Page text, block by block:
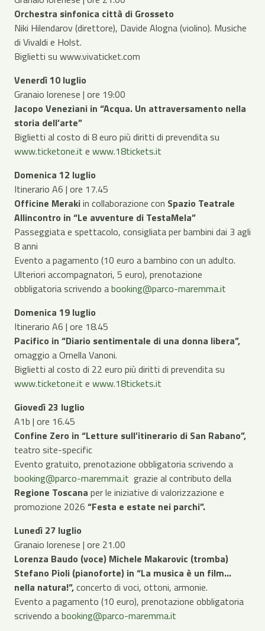
Orchestra sinfonica città di Grosseto
Niki Hilendarov (direttore), Davide Alogna (violino). Musiche
di Vivaldi e Holst.
Biglietti su www.vivaticket.com
Venerdì 10 luglio
Granaio lorenese | ore 19:00
Jacopo Veneziani in “Acqua. Un attraversamento nella
storia dell’arte”
Biglietti al costo di 8 euro più diritti di prevendita su
www.ticketone.it e www.18tickets.it
Domenica 12 luglio
Itinerario A6 | ore 17.45
Officine Merakiin collaborazione con Spazio Teatrale
Allincontro in “Le avventure di TestaMela”
Passeggiata e spettacolo, consigliata per bambini dai 3 agli
8 anni
Evento a pagamento (10 euro a bambino con un adulto.
Ulteriori accompagnatori, 5 euro), prenotazione
obbligatoria scrivendo abooking@parco-maremma.it
Domenica 19 luglio
Itinerario A6 | ore 18.45
Pacifico in “Diario sentimentale di una donna libera”,
omaggio a Ornella Vanoni.
Biglietti al costo di 22 euro più diritti di prevendita su
www.ticketone.it e www.18tickets.it
Giovedì 23 luglio
A1b | ore 16.45
Confine Zero in “Letture sull’itinerario di San Rabano”,
teatro site-specific
Evento gratuito, prenotazione obbligatoria scrivendo a
booking@parco-maremma.it grazie al contributo della
Regione Toscana per le iniziative di valorizzazione e
promozione 2026 “Festa e estate nei parchi”.
Lunedì 27 luglio
Granaio lorenese | ore 21.00
Lorenza Baudo (voce) Michele Makarovic (tromba)
Stefano Pioli (pianoforte) in “La musica è un film…
nella natura!”,concerto di voci, ottoni, armonie.
Evento a pagamento (10 euro), prenotazione obbligatoria
scrivendo abooking@parco-maremma.it